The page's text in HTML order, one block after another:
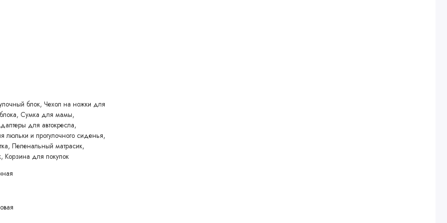
кокос
8,9 кг
блок, Чехол на ножки для
блока, Сумка для мамы,
для автокресла,
и прогулочного сиденья,
Пеленальный матрасик,
Корзина для покупок